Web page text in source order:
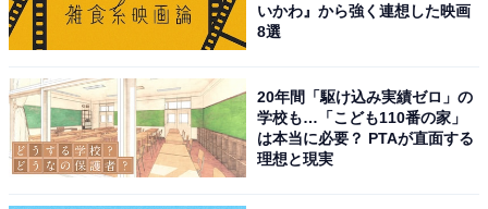
いかわ』から強く連想した映画
8選
20年間「駆け込み実績ゼロ」の
学校も…「こども110番の家」
は本当に必要？ PTAが直面する
理想と現実